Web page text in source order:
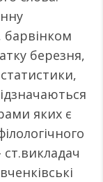
барвінком
березня,
яких є
ст.викладач